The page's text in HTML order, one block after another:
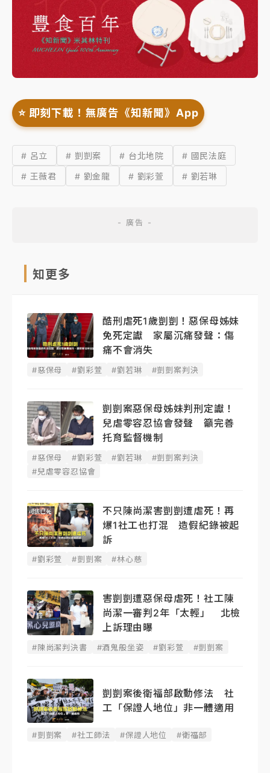
⭐️ 即刻下載！無廣告《知新聞》App
# 呂立 # 剴剴案 # 台北地院
# 國民法庭
# 王薇君
# 劉金龍 # 劉彩萱 # 劉若琳
知更多
酷刑虐死1歲剴剴！惡保母姊妹
免死定讞 家屬沉痛發聲：傷
痛不會消失
#惡保母 #劉彩萱 #劉若琳 #剴剴案判決
剴剴案惡保母姊妹判刑定讞！
兒虐零容忍協會發聲 籲完善
托育監督機制
#惡保母 #劉彩萱 #劉若琳
#剴剴案判決
#兒虐零容忍協會
不只陳尚潔害剴剴遭虐死！再
爆1社工也打混 造假紀錄被起
訴
#劉彩萱 #剴剴案 #林心慈
害剴剴遭惡保母虐死！社工陳
尚潔一審判2年「太輕」 北檢
上訴理由曝
#陳尚潔判決書 #酒鬼般坐姿 #劉彩萱 #剴剴案
剴剴案後衛福部啟動修法 社
工「保證人地位」非一體適用
#剴剴案 #社工師法 #保證人地位 #衛福部